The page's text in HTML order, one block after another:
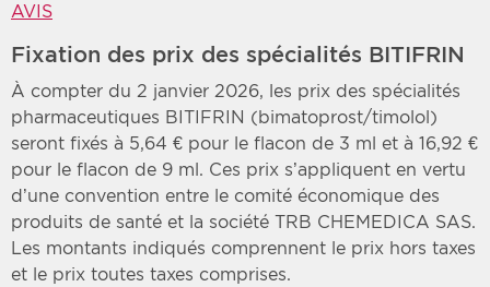
AVIS
Fixation des prix des spécialités BITIFRIN
À compter du 2 janvier 2026, les prix des spécialités
pharmaceutiques BITIFRIN (bimatoprost/timolol)
seront fixés à 5,64 € pour le flacon de 3 ml et à 16,92 €
pour le flacon de 9 ml. Ces prix s’appliquent en vertu
d’une convention entre le comité économique des
produits de santé et la société TRB CHEMEDICA SAS.
Les montants indiqués comprennent le prix hors taxes
et le prix toutes taxes comprises.